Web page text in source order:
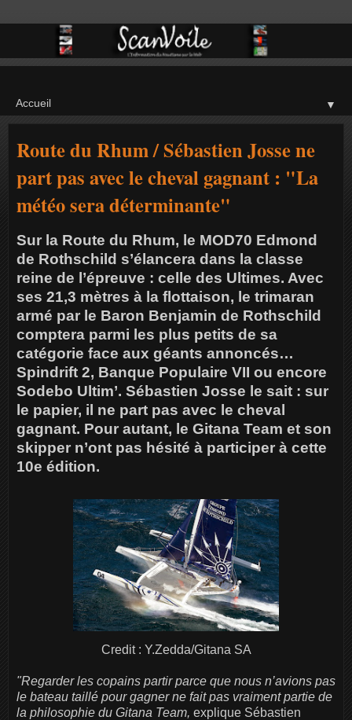
▼
Route du Rhum / Sébastien Josse ne
part pas avec le cheval gagnant : "La
météo sera déterminante"
Sur la Route du Rhum, le MOD70 Edmond
de Rothschild s’élancera dans la classe
reine de l’épreuve : celle des Ultimes. Avec
ses 21,3 mètres à la flottaison, le trimaran
armé par le Baron Benjamin de Rothschild
comptera parmi les plus petits de sa
catégorie face aux géants annoncés…
Spindrift 2, Banque Populaire VII ou encore
Sodebo Ultim’. Sébastien Josse le sait : sur
le papier, il ne part pas avec le cheval
gagnant. Pour autant, le Gitana Team et son
skipper n’ont pas hésité à participer à cette
10e édition.
Credit : Y.Zedda/Gitana SA
"Regarder les copains partir parce que nous n’avions pas
le bateau taillé pour gagner ne fait pas vraiment partie de
la philosophie du Gitana Team, explique Sébastien